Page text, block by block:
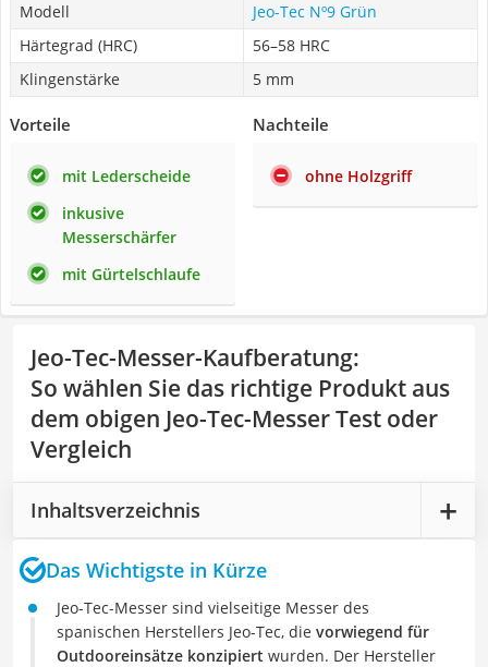
Modell
Jeo-Tec Nº9 Grün
Härtegrad (HRC)
56–58 HRC
Klingenstärke
5 mm
Vorteile
mit Lederscheide
inkusive
Messerschärfer
mit Gürtelschlaufe
Nachteile
ohne Holzgriff
Jeo-Tec-Messer-Kaufberatung:
So wählen Sie das richtige Produkt aus
dem obigen Jeo-Tec-Messer Test oder
Vergleich
Inhaltsverzeichnis
Das Wichtigste in Kürze
Jeo-Tec-Messer sind vielseitige Messer des
spanischen Herstellers Jeo-Tec, die vorwiegend für
Outdooreinsätze konzipiert wurden. Der Hersteller